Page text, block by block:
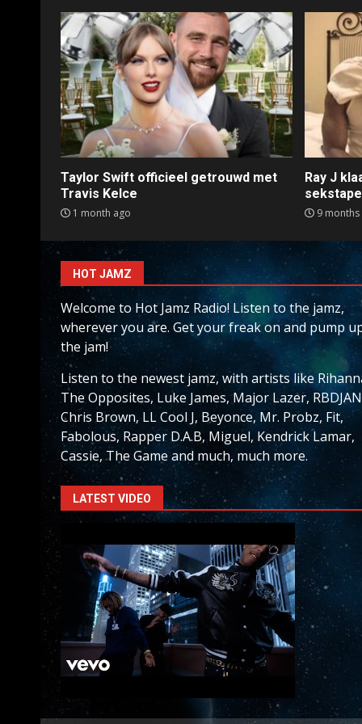
Taylor Swift officieel getrouwd met
Travis Kelce
1 month ago
Ray J
sekstape
9 months
HOT JAMZ
Welcome to Hot Jamz Radio! Listen to the jamz,
wherever you are. Get your freak on and pump
the jam!
Listen to the newest jamz, with artists like
The Opposites, Luke James, Major Lazer,
Chris Brown, LL Cool J, Beyonce, Mr. Probz, Fit,
Fabolous, Rapper D.A.B, Miguel, Kendrick Lamar,
Cassie, The Game and much, much more.
LATEST VIDEO